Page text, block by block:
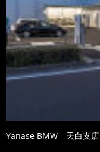
Yanase BMW 天白支店